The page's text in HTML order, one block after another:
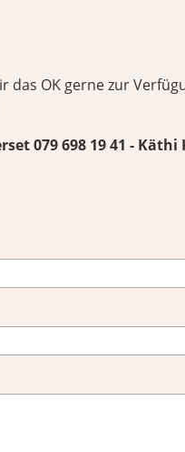
das OK gerne zur
079 698 19 41 - Käthi